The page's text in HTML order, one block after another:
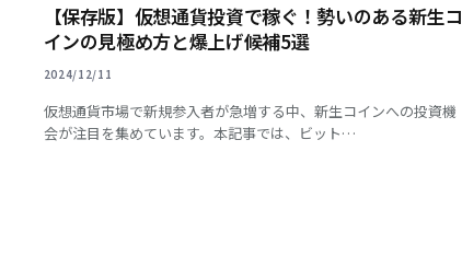
【保存版】仮想通貨投資で稼ぐ！勢いのある新生コ
インの見極め方と爆上げ候補5選
2024/12/11
仮想通貨市場で新規参入者が急増する中、新生コインへの投資機
会が注目を集めています。本記事では、ビット…